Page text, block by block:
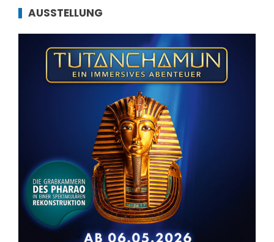
AUSSTELLUNG